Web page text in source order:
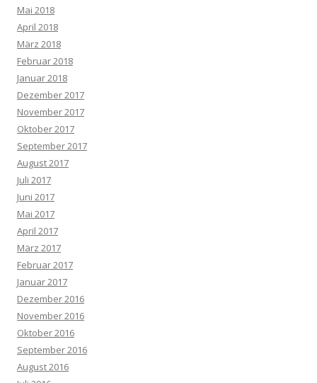
Mai 2018
April 2018
März 2018
Februar 2018
Januar 2018
Dezember 2017
November 2017
Oktober 2017
September 2017
August 2017
Juli 2017
Juni 2017
Mai 2017
April 2017
März 2017
Februar 2017
Januar 2017
Dezember 2016
November 2016
Oktober 2016
September 2016
August 2016